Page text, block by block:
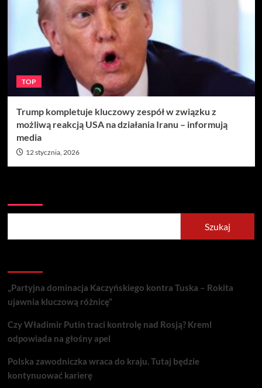
TOP
Trump kompletuje kluczowy zespół w związku z
możliwą reakcją USA na działania Iranu – informują
media
12 stycznia, 2026
Szukaj
„Partyjna dominacja Kaczyńskiego kontra Tuska – Rokita
ujawnia kluczową różnicę”
Czy Władimir Putin traci kontrolę nad Rosją? Kreml
odpowiada na głośny apel
Polska zawodniczka wraca do kraju. Tutaj będzie
kontynuować karierę